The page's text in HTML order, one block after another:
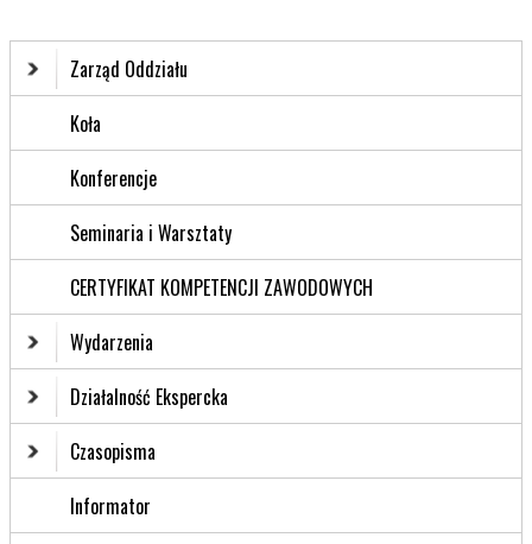
Zarząd Oddziału
Koła
Konferencje
Seminaria i Warsztaty
CERTYFIKAT KOMPETENCJI ZAWODOWYCH
Wydarzenia
Działalność Ekspercka
Czasopisma
Informator